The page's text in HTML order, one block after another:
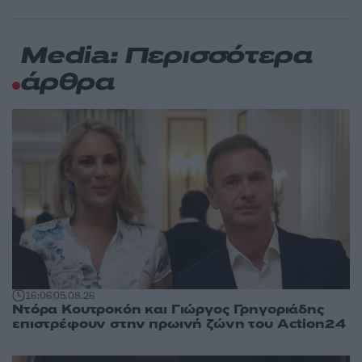
Media: Περισσότερα
άρθρα
16:0605.08.26
Ντόρα Κουτροκόη και Γιώργος Γρηγοριάδης
επιστρέφουν στην πρωινή ζώνη του Action24